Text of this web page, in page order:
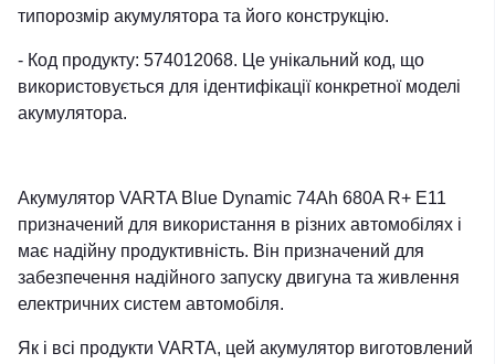
типорозмір акумулятора та його конструкцію.
- Код продукту: 574012068. Це унікальний код, що
використовується для ідентифікації конкретної моделі
акумулятора.
Акумулятор VARTA Blue Dynamic 74Ah 680A R+ E11
призначений для використання в різних автомобілях і
має надійну продуктивність. Він призначений для
забезпечення надійного запуску двигуна та живлення
електричних систем автомобіля.
Як і всі продукти VARTA, цей акумулятор виготовлений